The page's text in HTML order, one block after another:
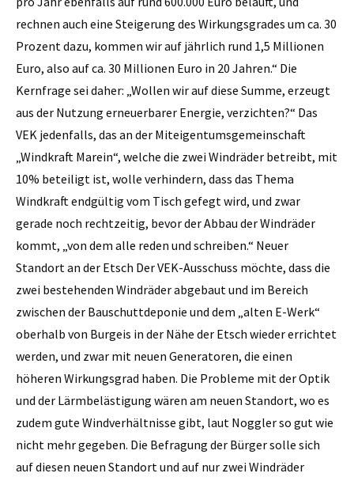
rechnen auch eine Steigerung des Wirkungsgrades um ca. 30
Prozent dazu, kommen wir auf jährlich rund 1,5 Millionen
Euro, also auf ca. 30 Millionen Euro in 20 Jahren.“ Die
Kernfrage sei daher: „Wollen wir auf diese Summe, erzeugt
aus der Nutzung erneuerbarer Energie, verzichten?“ Das
VEK jedenfalls, das an der Miteigentumsgemeinschaft
„Windkraft Marein“, welche die zwei Windräder betreibt, mit
10% beteiligt ist, wolle verhindern, dass das Thema
Windkraft endgültig vom Tisch gefegt wird, und zwar
gerade noch rechtzeitig, bevor der Abbau der Windräder
kommt, „von dem alle reden und schreiben.“ Neuer
Standort an der Etsch Der VEK-Ausschuss möchte, dass die
zwei bestehenden Windräder abgebaut und im Bereich
zwischen der Bauschuttdeponie und dem „alten E-Werk“
oberhalb von Burgeis in der Nähe der Etsch wieder errichtet
werden, und zwar mit neuen Generatoren, die einen
höheren Wirkungsgrad haben. Die Probleme mit der Optik
und der Lärmbelästigung wären am neuen Standort, wo es
zudem gute Windverhältnisse gibt, laut Noggler so gut wie
nicht mehr gegeben. Die Befragung der Bürger solle sich
auf diesen neuen Standort und auf nur zwei Windräder